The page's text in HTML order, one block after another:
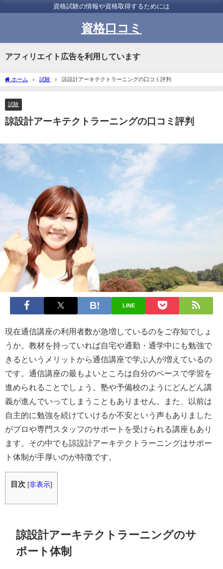
資格試験の情報や資格取得するためには
資格口コミ
アフィリエイト広告を利用しています
ホーム 試験 諒設計アーキテクトラーニングの口コミ評判
試験
諒設計アーキテクトラーニングの口コミ評判
LINE
現在通信講座の利用者数が急増しているのをご存知でしょ
うか。教材を持っていれば自宅や通勤・通学中にも勉強で
きるというメリットから通信講座で学ぶ人が増えているの
です。通信講座の最もよいところは自分のペースで学習を
進められることでしょう。塾や予備校のようにどんどん講
義が進んでいってしまうこともありません。また、以前は
自主的に勉強を続けていけるか不安という声もありました
がプロや専門スタッフのサポートを受けられる講座もあり
ます。その中でも諒設計アーキテクトラーニングはサポー
ト体制が手厚いのが特徴です。
目次 [非表示]
諒設計アーキテクトラーニングのサ
ポート体制